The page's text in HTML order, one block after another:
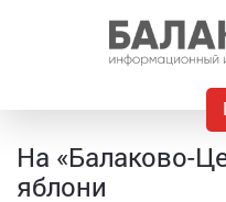
На «Балаково-
яблони